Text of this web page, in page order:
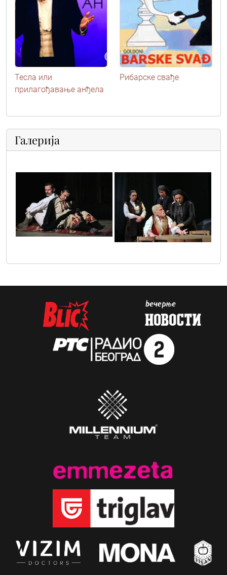
Тесла или
прилагођавање анђела
Рибарске свађе
Галерија
13 img_67401